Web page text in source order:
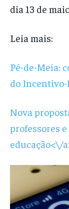
dia 13 de
Leia mais:
Pé-de-Meia:
do
Nova
professores
educação<\/